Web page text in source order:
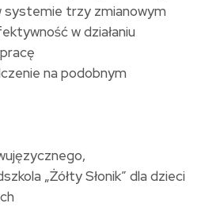
systemie trzy zmianowym
w działaniu
na podobnym
„Żółty Słonik” dla dzieci